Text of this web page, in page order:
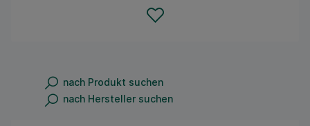
nach Produkt suchen
nach Hersteller suchen